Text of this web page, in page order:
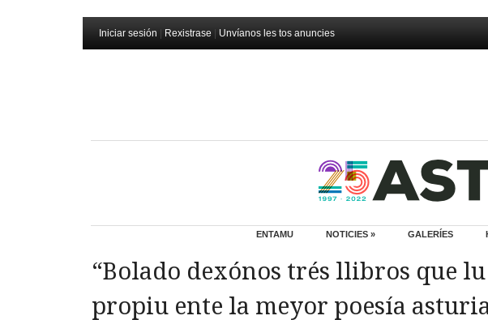
Iniciar sesión Rexistrase Unvíanos les tos anuncies
ENTAMU NOTICIES » GALERÍES
“Bolado dexónos trés llibros que
propiu ente la meyor poesía